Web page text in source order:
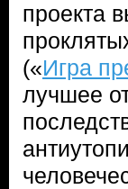
проекта
(«Игра
лучшее